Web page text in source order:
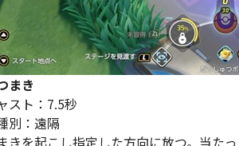
まき
スト：7.5秒
別：遠隔
きを起こし指定した方向に放つ。当た